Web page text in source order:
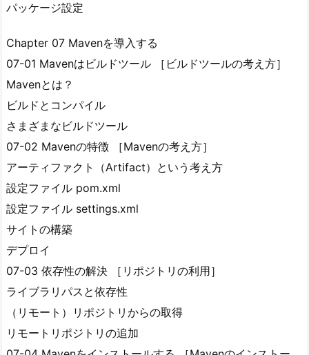
パッケージ設定
Chapter 07 Mavenを導入する
07-01 Mavenはビルドツール ［ビルドツールの考え方］
Mavenとは？
ビルドとコンパイル
さまざまなビルドツール
07-02 Mavenの特徴 ［Mavenの考え方］
アーティファクト（Artifact）という考え方
設定ファイル pom.xml
設定ファイル settings.xml
サイトの構築
デプロイ
07-03 依存性の解決 ［リポジトリの利用］
ライブラリパスと依存性
（リモート）リポジトリからの取得
リモートリポジトリの追加